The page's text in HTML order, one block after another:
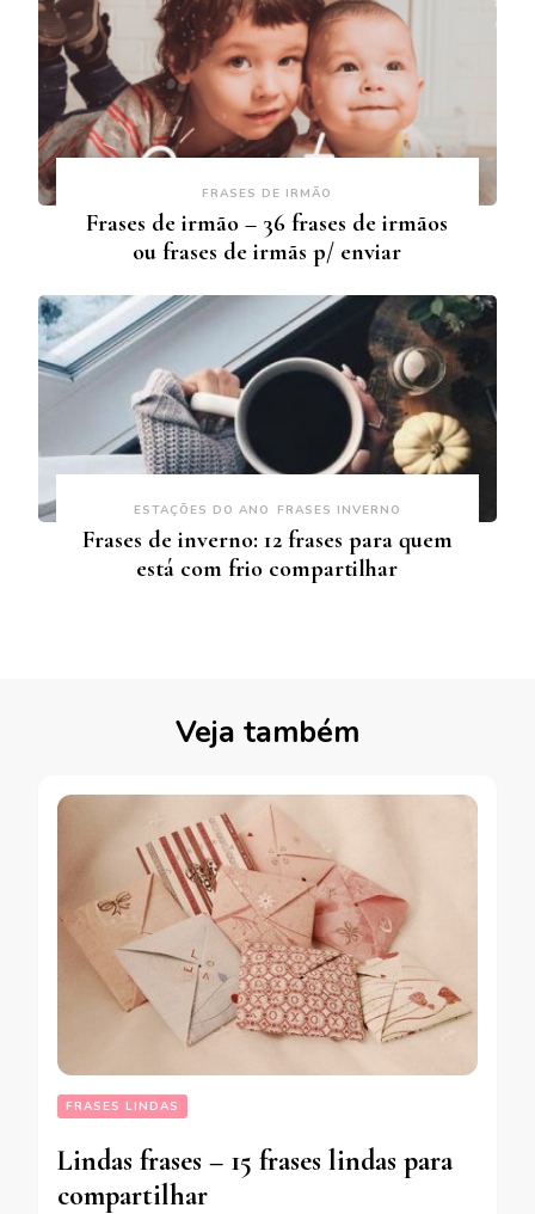
FRASES DE IRMÃO
Frases de irmão – 36 frases de irmãos
ou frases de irmãs p/ enviar
ESTAÇÕES DO ANO FRASES INVERNO
Frases de inverno: 12 frases para quem
está com frio compartilhar
Veja também
FRASES LINDAS
Lindas frases – 15 frases lindas para
compartilhar